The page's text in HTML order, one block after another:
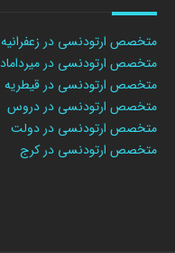
متخصص ارتودنسی در زعفرانیه
متخصص ارتودنسی در میرداماد
متخصص ارتودنسی در قیطریه
متخصص ارتودنسی در دروس
متخصص ارتودنسی در دولت
متخصص ارتودنسی در کرج